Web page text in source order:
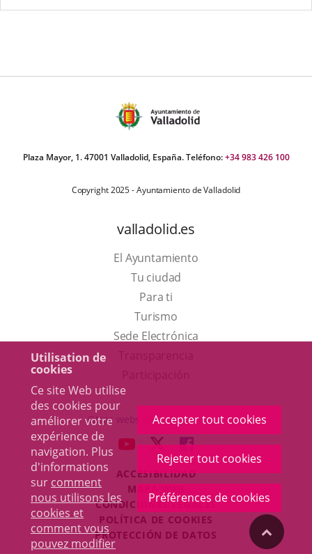
Utilisation de
cookies
Ce site Web utilise
des cookies pour
améliorer votre
expérience de
navigation. Plus
d'informations
sur comment
nous utilisons les
cookies et
comment vous
pouvez modifier
Accepter tout cookies
Rejeter tout cookies
Préférences de cookies
Plaza Mayor, 1. 47001 Valladolid, España. Teléfono:+34 983 426 100
Copyright 2025 - Ayuntamiento de Valladolid
valladolid.es
El Ayuntamiento
Tu ciudad
Para ti
TurismoEste
enlace
una
ventana
nueva.
Sede Electrónica
externa.
Otras webs del ayuntamiento
ENLACE
UNA
APLICACIÓN
EXTERNA.
ENLACE
A
UNA
APLICACIÓN
EXTERNA.
ENLACE
A
UNA
APLICACIÓN
EXTERNA.
ACCESIBILIDAD
MAPA WEB
CONDICIONES LEGALES
POLÍTICA DE COOKIES
PROTECCIÓN DE DATOS
"Volver